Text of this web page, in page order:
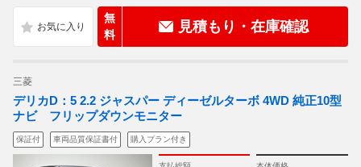
無
料
見積もり・在庫確認
三菱
デリカD：5 2.2 ジャスパー ディーゼルターボ 4WD 純正10型
ナビ フリップダウンモニター
保証付 車両品質保証書付 購入プラン付き